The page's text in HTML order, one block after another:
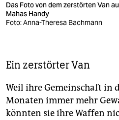
Das Foto von dem zerstörten Van
Mahas Handy
Foto: Anna-Theresa Bachmann
Ein zerstörter Van
Weil ihre Gemeinschaft in
Monaten immer mehr
könnten sie ihre Waffen